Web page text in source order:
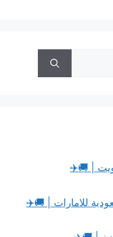
| 🚚✈️
للامارات | 🚚✈️